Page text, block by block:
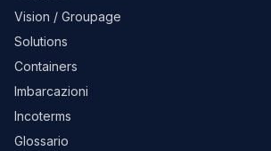
Vision / Groupage
Solutions
Containers
Imbarcazioni
Incoterms
Glossario